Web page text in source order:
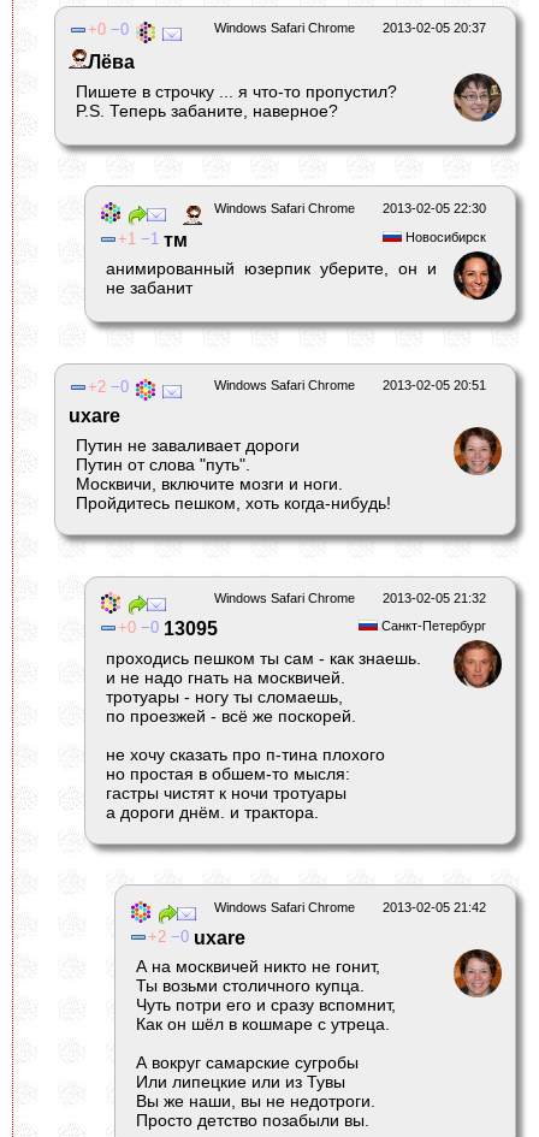
2013-02-05 20:37
Windows Safari Chrome
0 0
Лёва
Пишете в строчку ... я что-то пропустил?
P.S. Теперь забаните, наверное?
2013-02-05 22:30
Windows Safari Chrome
Новосибирск
1 1 тм
анимированный юзерпик уберите, он и
не забанит
2013-02-05 20:51
Windows Safari Chrome
2 0
uxare
Путин не заваливает дороги
Путин от слова "путь".
Москвичи, включите мозги и ноги.
Пройдитесь пешком, хоть когда-нибудь!
2013-02-05 21:32
Windows Safari Chrome
Санкт-Петербург
0 0 13095
проходись пешком ты сам - как знаешь.
и не надо гнать на москвичей.
тротуары - ногу ты сломаешь,
по проезжей - всё же поскорей.
не хочу сказать про п-тина плохого
но простая в обшем-то мысля:
гастры чистят к ночи тротуары
а дороги днём. и трактора.
2013-02-05 21:42
Windows Safari Chrome
2 0 uxare
А на москвичей никто не гонит,
Ты возьми столичного купца.
Чуть потри его и сразу вспомнит,
Как он шёл в кошмаре с утреца.
А вокруг самарские сугробы
Или липецкие или из Тувы
Вы же наши, вы не недотроги.
Просто детство позабыли вы.